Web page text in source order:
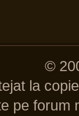
©
la
pe forum